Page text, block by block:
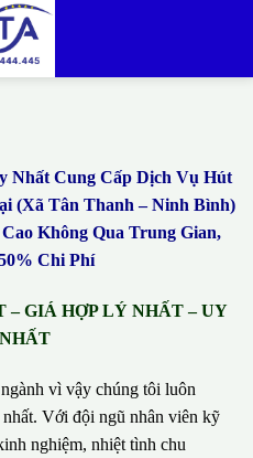
Nhất Cung Cấp Dịch Vụ Hút
(Xã Tân Thanh – Ninh Bình)
Không Qua Trung Gian,
Chi Phí
GIÁ HỢP LÝ NHẤT – UY
vì vậy chúng tôi luôn
Với đội ngũ nhân viên kỹ
nghiệm, nhiệt tình chu